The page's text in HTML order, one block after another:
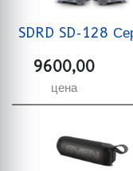
SDRD SD-128
9600,00
цена